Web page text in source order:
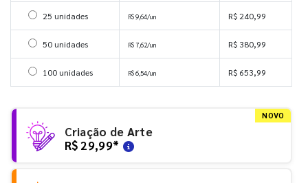
Selecionar 25 unidades
25 unidades R$ 9,64/un R$ 240,99
Selecionar 50 unidades
50 unidades R$ 7,62/un R$ 380,99
Selecionar 100 unidades
100 unidades R$ 6,54/un R$ 653,99
NOVO
Criação de Arte
R$ 29,99*